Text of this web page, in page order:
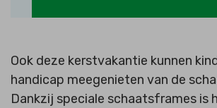
Ook deze kerstvakantie kunnen
handicap meegenieten van de
Dankzij speciale schaatsframes is